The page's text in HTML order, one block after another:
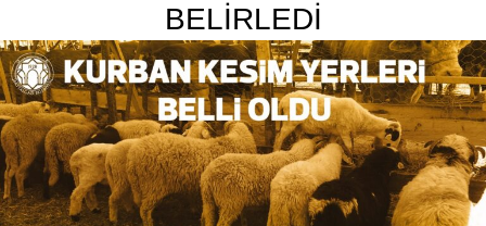
BELİRLEDİ